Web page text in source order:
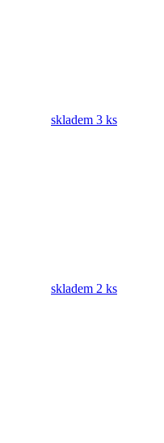
skladem 3 ks
skladem 2 ks